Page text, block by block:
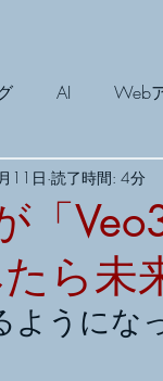
AI Web
ングライブ
「
ら未
11日 読了時間: 4分
ようにな